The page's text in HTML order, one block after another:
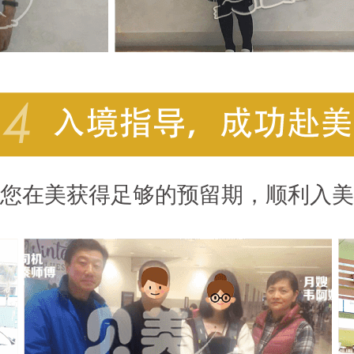
在美获得足够的预留期，顺利入